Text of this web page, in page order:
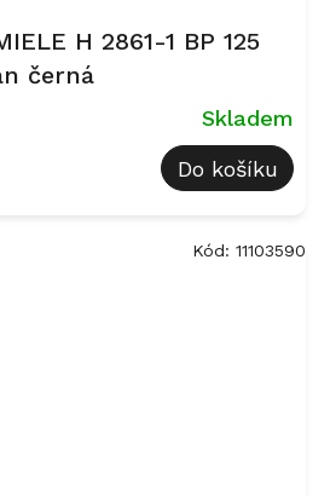
H 2861-1 BP 125
černá
Skladem
Do košíku
Kód: 11103590